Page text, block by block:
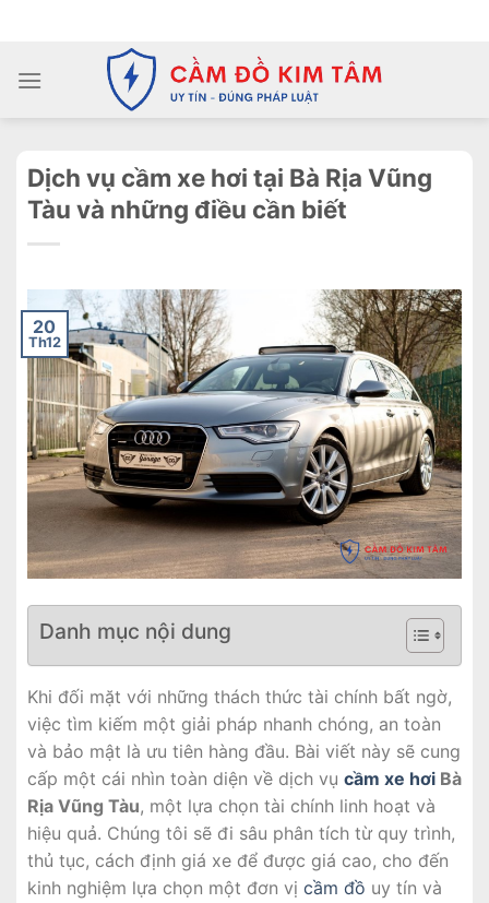
dung
Dịch vụ cầm xe hơi tại Bà Rịa Vũng
Tàu và những điều cần biết
20
Th12
Danh mục nội dung
Khi đối mặt với những thách thức tài chính bất ngờ,
việc tìm kiếm một giải pháp nhanh chóng, an toàn
và bảo mật là ưu tiên hàng đầu. Bài viết này sẽ cung
cấp một cái nhìn toàn diện về dịch vụ cầm xe hơi Bà
Rịa Vũng Tàu, một lựa chọn tài chính linh hoạt và
hiệu quả. Chúng tôi sẽ đi sâu phân tích từ quy trình,
thủ tục, cách định giá xe để được giá cao, cho đến
kinh nghiệm lựa chọn một đơn vị cầm đồ uy tín và